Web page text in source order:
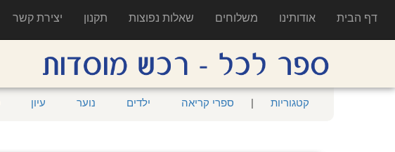
דף הבית אודותינו משלוחים שאלות נפוצות תקנון יצירת קשר
קטגוריות | ספרי קריאה ילדים נוער עיון